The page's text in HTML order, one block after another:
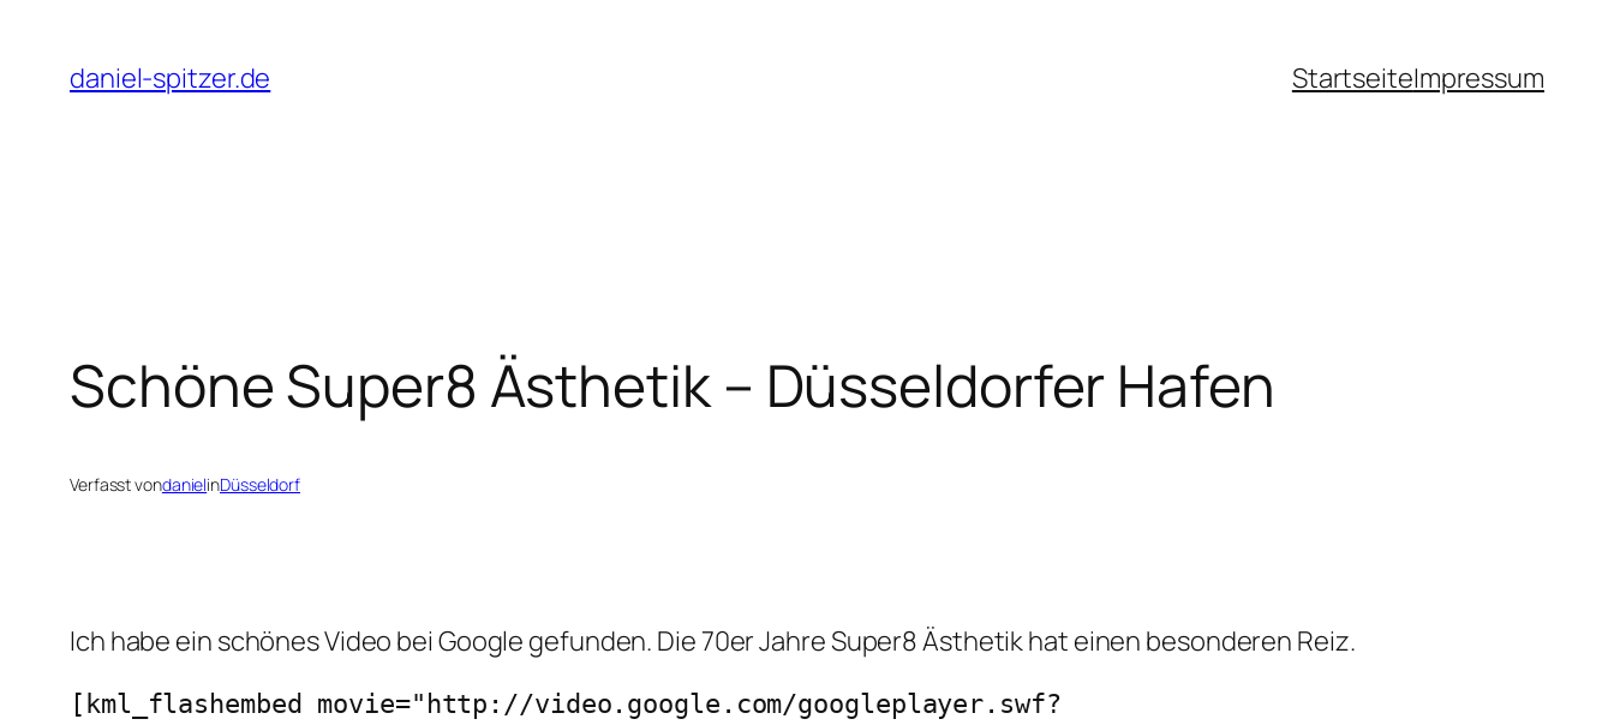
Inhalt
springen
daniel-spitzer.de StartseiteImpressum
Schöne Super8 Ästhetik – Düsseldorfer Hafen
Verfasst vondanielinDüsseldorf
Ich habe ein schönes Video bei Google gefunden. Die 70er Jahre Super8 Ästhetik hat einen besonderen Reiz.
[kml_flashembed movie="http://video.google.com/googleplayer.swf?